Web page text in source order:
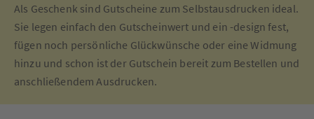
Als Geschenk sind Gutscheine zum Selbstausdrucken ideal.
Sie legen einfach den Gutscheinwert und ein -design fest,
fügen noch persönliche Glückwünsche oder eine Widmung
hinzu und schon ist der Gutschein bereit zum Bestellen und
anschließendem Ausdrucken.